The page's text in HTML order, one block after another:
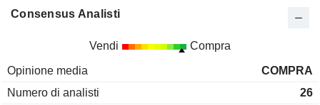
Consensus Analisti
Vendi Compra
Opinione media
COMPRA
Numero di analisti
26